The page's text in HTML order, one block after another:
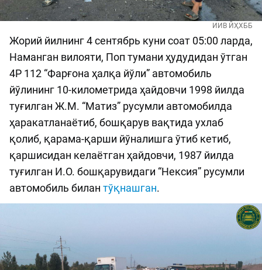
ИИВ ЙҲХББ
Жорий йилнинг 4 сентябрь куни соат 05:00 ларда,
Наманган вилояти, Поп тумани ҳудудидан ўтган
4Р 112 “Фарғона ҳалқа йўли” автомобиль
йўлининг 10-километрида ҳайдовчи 1998 йилда
туғилган Ж.М. “Матиз” русумли автомобилда
ҳаракатланаётиб, бошқарув вақтида ухлаб
қолиб, қарама-қарши йўналишга ўтиб кетиб,
қаршисидан келаётган ҳайдовчи, 1987 йилда
туғилган И.О. бошқарувидаги “Нексия” русумли
автомобиль билан тўқнашган.